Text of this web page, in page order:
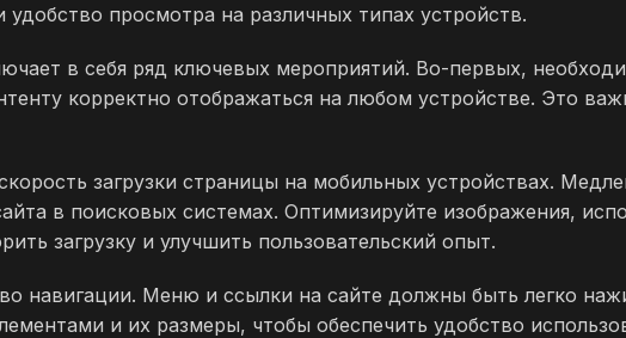
просмотра на различных типах устройств.
в себя ряд ключевых мероприятий. Во-первых,
корректно отображаться на любом устройстве. Это
загрузки страницы на мобильных устройствах.
в поисковых системах. Оптимизируйте изображения,
загрузку и улучшить пользовательский опыт.
навигации. Меню и ссылки на сайте должны быть легко
и их размеры, чтобы обеспечить удобство